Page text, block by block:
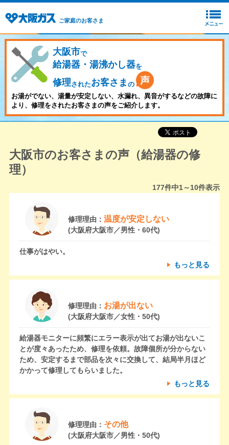
ご家庭のお客さま
大阪市で
給湯器・湯沸かし器を
修理されたお客さま の
お湯がでない、湯量が安定しない、水漏れ、異音がするなどの故障に
より、修理をされたお客さまの声をご紹介します。
大阪市のお客さまの声（給湯器の修
理）
177件中1～10件表示
修理理由： 温度が安定しない
(大阪府大阪市／男性・60代)
仕事がはやい。
もっと見る
修理理由： お湯が出ない
(大阪府大阪市／女性・50代)
給湯器モニターに頻繁にエラー表示が出てお湯が出ないこ
とが度々あったため、修理を依頼。故障個所が分からない
ため、安定するまで部品を次々に交換して、結局半月ほど
かかって修理してもらいました。
もっと見る
修理理由： その他
(大阪府大阪市／男性・50代)